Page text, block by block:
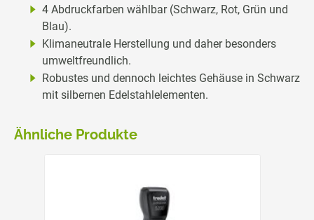
4 Abdruckfarben wählbar (Schwarz, Rot, Grün und
Blau).
Klimaneutrale Herstellung und daher besonders
umweltfreundlich.
Robustes und dennoch leichtes Gehäuse in Schwarz
mit silbernen Edelstahlelementen.
Ähnliche Produkte